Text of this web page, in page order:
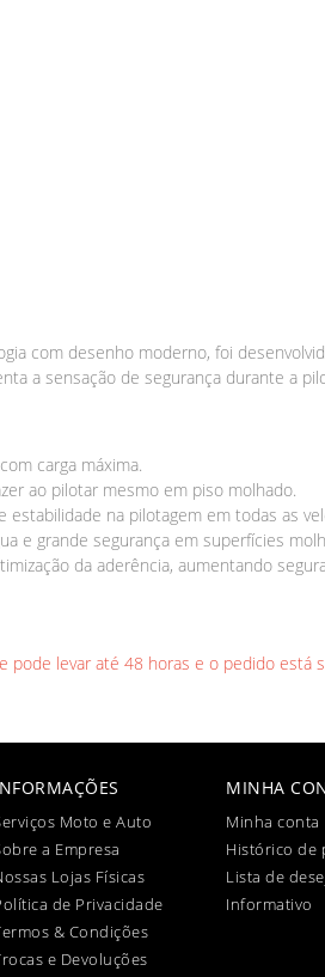
com desenho moderno, foi
a sensação de segurança durante a
carga máxima.
ao pilotar mesmo em piso molhado.
na pilotagem em todas as
e grande segurança em superfícies
da aderência, aumentando
pode levar até 48 horas e o pedido está
Moto e Auto
a Empresa
Lojas Físicas
de Privacidade
& Condições
e Devoluções
MINHA
Minha conta
Histórico de
Lista de
Informativo